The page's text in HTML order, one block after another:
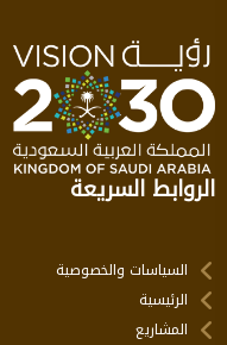
الروابط السريعة
السياسات والخصوصية
الرئيسية
المشاريع